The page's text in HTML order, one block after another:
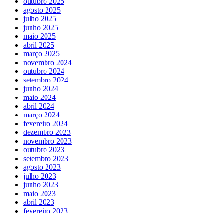
agosto 2025
julho 2025
junho 2025
maio 2025
abril 2025
março 2025
novembro 2024
outubro 2024
setembro 2024
junho 2024
maio 2024
abril 2024
março 2024
fevereiro 2024
dezembro 2023
novembro 2023
outubro 2023
setembro 2023
agosto 2023
julho 2023
junho 2023
maio 2023
abril 2023
fevereiro 2023